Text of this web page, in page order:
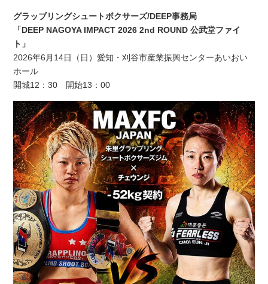
グラッブリングシュートボクサーズ/DEEP事務局
「DEEP NAGOYA IMPACT 2026 2nd ROUND 公武堂ファイ
ト」
2026年6月14日（日）愛知・刈谷市産業振興センターあいおい
ホール
開城12：30 開始13：00